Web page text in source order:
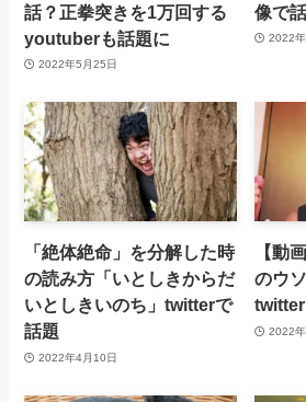
話？正拳突きを1万回する
youtuberも話題に
2022年5月25日
像で
2022
「絶体絶命」を分解した時
の読み方「いとしきからだ
いとしきいのち」twitterで
話題
2022年4月10日
【動
のウ
2022